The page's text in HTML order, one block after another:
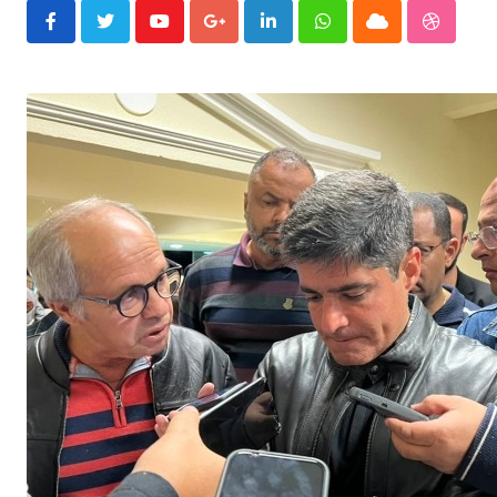
YoutubeGoogle+LinkedInWhatsappCloud